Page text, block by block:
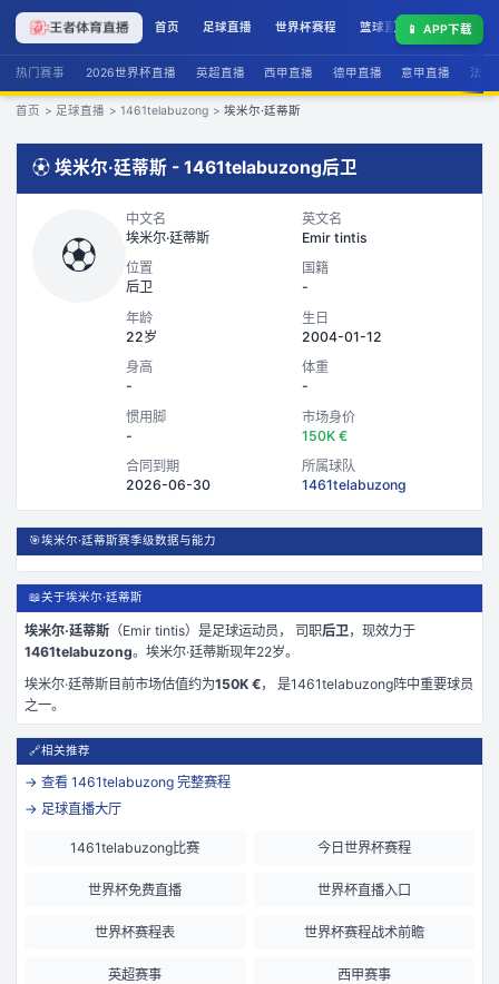
首页 足球直播 世界杯赛程 篮球直播 联赛积分
📱 APP下载
热门赛事 2026世界杯直播 英超直播 西甲直播 德甲直播 意甲直播 法甲
首页 > 足球直播 > 1461telabuzong > 埃米尔·廷蒂斯
⚽ 埃米尔·廷蒂斯 - 1461telabuzong后卫
⚽
中文名
埃米尔·廷蒂斯
英文名
Emir tintis
位置
后卫
国籍
-
年龄
22岁
生日
2004-01-12
身高
-
体重
-
惯用脚
-
市场身价
150K €
合同到期
2026-06-30
所属球队
1461telabuzong
🎯埃米尔·廷蒂斯赛季级数据与能力
📖关于埃米尔·廷蒂斯
埃米尔·廷蒂斯 （Emir tintis）是足球运动员， 司职后卫 ，现效力于
1461telabuzong。 埃米尔·廷蒂斯现年22岁。
埃米尔·廷蒂斯目前市场估值约为150K €， 是1461telabuzong阵中重要球员
之一。
🔗相关推荐
→ 查看 1461telabuzong 完整赛程
→ 足球直播大厅
1461telabuzong比赛 今日世界杯赛程
世界杯免费直播 世界杯直播入口
世界杯赛程表 世界杯赛程战术前瞻
英超赛事 西甲赛事